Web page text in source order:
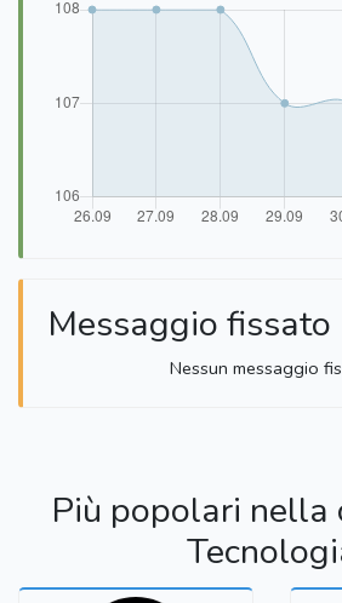
Messaggio fissato
Nessun messaggio
Più popolari nella